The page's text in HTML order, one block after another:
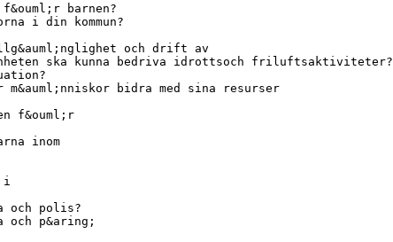
barnen?
i din kommun?
och drift av
ska kunna bedriva idrottsoch friluftsaktiviteter?
bidra med sina resurser
f&ouml;r
inom
i
och polis?
och p&aring;